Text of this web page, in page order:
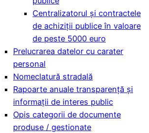
Centralizatorul și contractele
de achiziții publice în valoare
de peste 5000 euro
Prelucrarea datelor cu carater
personal
Nomeclatură stradală
Rapoarte anuale transparență și
informații de interes public
Opis categorii de documente
produse / gestionate